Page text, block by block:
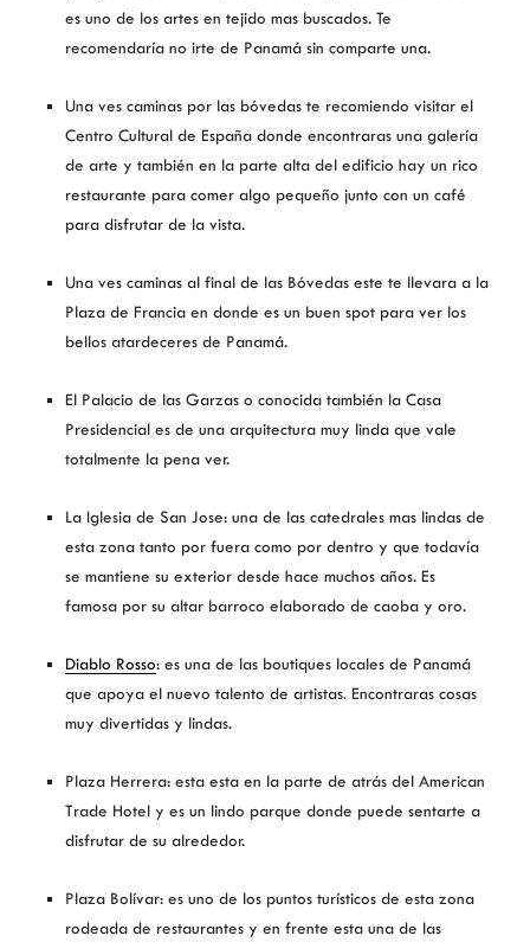
es uno de los artes en tejido mas buscados. Te
recomendaría no irte de Panamá sin comparte una.
Una ves caminas por las bóvedas te recomiendo visitar el
Centro Cultural de España donde encontraras una galería
de arte y también en la parte alta del edificio hay un rico
restaurante para comer algo pequeño junto con un café
para disfrutar de la vista.
Una ves caminas al final de las Bóvedas este te llevara a la
Plaza de Francia en donde es un buen spot para ver los
bellos atardeceres de Panamá.
El Palacio de las Garzas o conocida también la Casa
Presidencial es de una arquitectura muy linda que vale
totalmente la pena ver.
La Iglesia de San Jose: una de las catedrales mas lindas de
esta zona tanto por fuera como por dentro y que todavía
se mantiene su exterior desde hace muchos años. Es
famosa por su altar barroco elaborado de caoba y oro.
Diablo Rosso: es una de las boutiques locales de Panamá
que apoya el nuevo talento de artistas. Encontraras cosas
muy divertidas y lindas.
Plaza Herrera: esta esta en la parte de atrás del American
Trade Hotel y es un lindo parque donde puede sentarte a
disfrutar de su alrededor.
Plaza Bolívar: es uno de los puntos turísticos de esta zona
rodeada de restaurantes y en frente esta una de las